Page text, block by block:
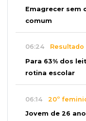
Emagrecer sem
comum
06:24 Resultado
Para 63% dos
rotina escolar
06:14 20º
Jovem de 26